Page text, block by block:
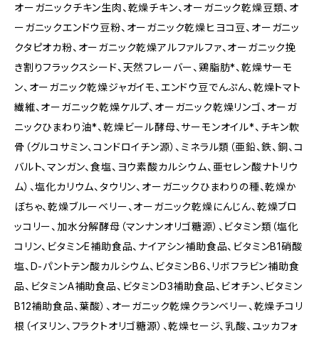
オーガニックチキン生肉、乾燥チキン、オーガニック乾燥豆類、オ
ーガニックエンドウ豆粉、オーガニック乾燥ヒヨコ豆、オーガニッ
クタピオカ粉、オーガニック乾燥アルファルファ、オーガニック挽
き割りフラックスシード、天然フレーバー、鶏脂肪*、乾燥サーモ
ン、オーガニック乾燥ジャガイモ、エンドウ豆でんぷん、乾燥トマト
繊維、オーガニック乾燥ケルプ、オーガニック乾燥リンゴ、オーガ
ニックひまわり油*、乾燥ビール酵母、サーモンオイル*、チキン軟
骨（グルコサミン、コンドロイチン源）、ミネラル類（亜鉛、鉄、銅、コ
バルト、マンガン、食塩、ヨウ素酸カルシウム、亜セレン酸ナトリウ
ム）、塩化カリウム、タウリン、オーガニックひまわりの種、乾燥か
ぼちゃ、乾燥ブルーベリー、オーガニック乾燥にんじん、乾燥ブロ
ッコリー、加水分解酵母（マンナンオリゴ糖源）、ビタミン類（塩化
コリン、ビタミンE補助食品、ナイアシン補助食品、ビタミンB1硝酸
塩、D-パントテン酸カルシウム、ビタミンB6、リボフラビン補助食
品、ビタミンA補助食品、ビタミンD3補助食品、ビオチン、ビタミン
B12補助食品、葉酸）、オーガニック乾燥クランベリー、乾燥チコリ
根（イヌリン、フラクトオリゴ糖源）、乾燥セージ、乳酸、ユッカフォ